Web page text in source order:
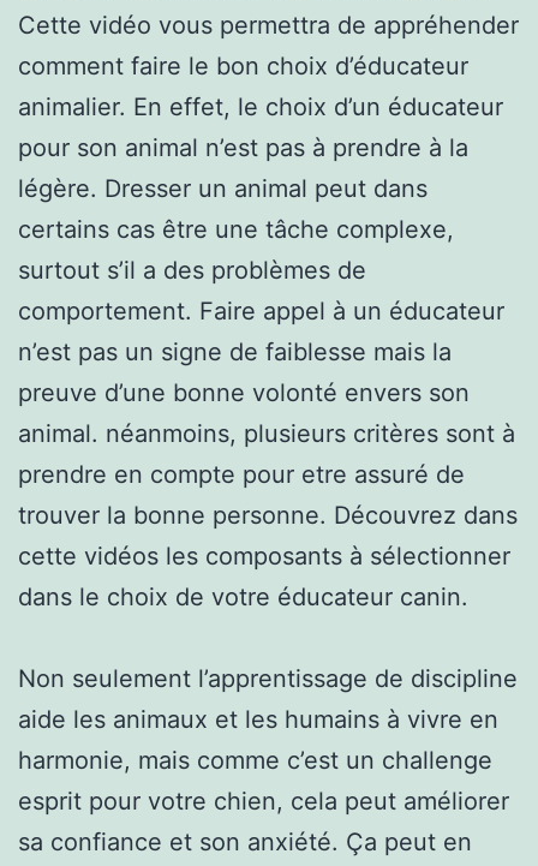
Cette vidéo vous permettra de appréhender
comment faire le bon choix d’éducateur
animalier. En effet, le choix d’un éducateur
pour son animal n’est pas à prendre à la
légère. Dresser un animal peut dans
certains cas être une tâche complexe,
surtout s’il a des problèmes de
comportement. Faire appel à un éducateur
n’est pas un signe de faiblesse mais la
preuve d’une bonne volonté envers son
animal. néanmoins, plusieurs critères sont à
prendre en compte pour etre assuré de
trouver la bonne personne. Découvrez dans
cette vidéos les composants à sélectionner
dans le choix de votre éducateur canin.
Non seulement l’apprentissage de discipline
aide les animaux et les humains à vivre en
harmonie, mais comme c’est un challenge
esprit pour votre chien, cela peut améliorer
sa confiance et son anxiété. Ça peut en